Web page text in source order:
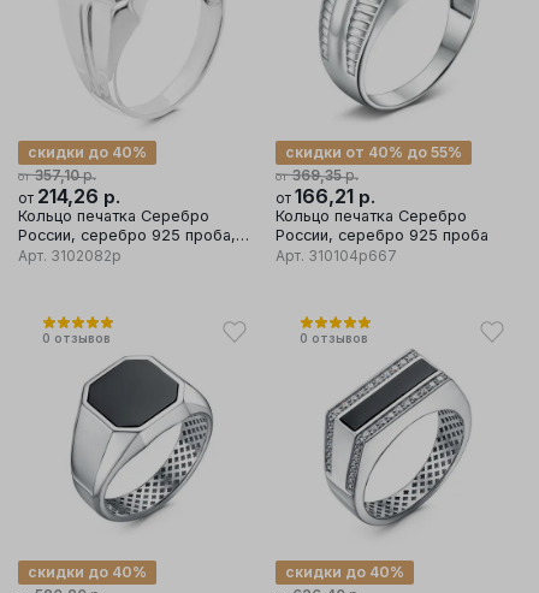
от 357,10р.
скидки до 40%
от 214,26 р.
Кольцо печатка Серебро
России, серебро 925 проба,
вставка оникс
Арт. 3102082р
от 369,35р.
скидки от 40% до 55%
от 166,21 р.
Кольцо печатка Серебро
России, серебро 925 проба
Арт. 310104р667
0 отзывов
скидки до 40%
0 отзывов
скидки до 40%